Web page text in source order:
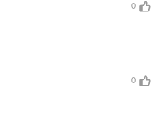
0
0